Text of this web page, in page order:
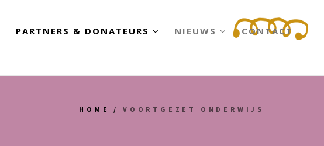
PARTNERS & DONATEURS NIEUWS CONTACT
HOME / VOORTGEZET ONDERWIJS